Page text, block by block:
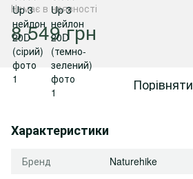
Немає в наявності
8 549 грн
Порівняти
Характеристики
Бренд
Naturehike